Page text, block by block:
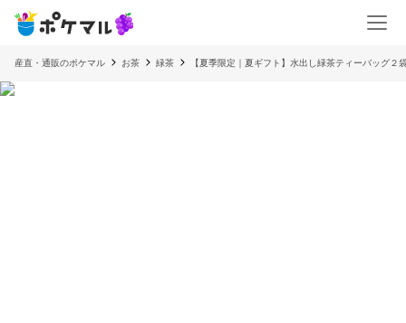
産直・通販のポケマル お茶 緑茶 【夏季限定｜夏ギフト】水出し緑茶ティーバッグ